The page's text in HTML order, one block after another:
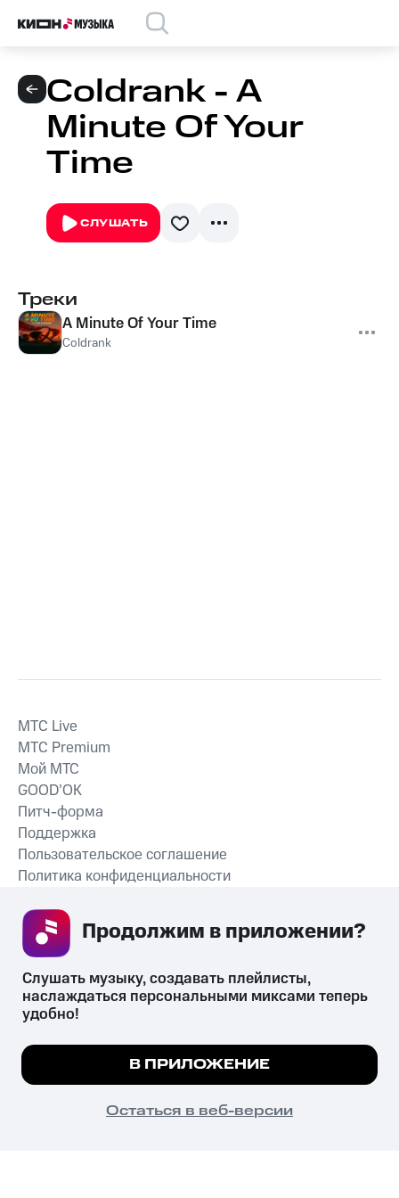
Coldrank - A
Minute Of Your
Time
СЛУШАТЬ
Треки
A Minute Of Your Time
Coldrank
СКАЧАТЬ ПРИЛОЖЕНИЕ
MTС Live
MTС Premium
Мой МТС
GOOD’OK
Питч-форма
Поддержка
Пользовательское соглашение
Политика конфиденциальности
психотропных веществ, их аналогов причиняет вред здоровью,
их незаконный оборот запрещён и влечёт установленную
законодательством ответственность.
© 2026 ООО «КИОН».
Все права защищены
Мы используем куки, чтобы на сайте все
Подробнее
ПОНЯТНО
Слушать музыку, создавать плейлисты,
наслаждаться персональными миксами теперь
удобно!
В ПРИЛОЖЕНИЕ
Остаться в веб-версии